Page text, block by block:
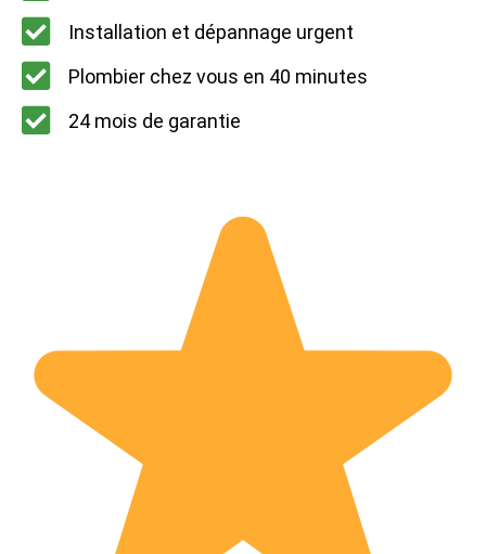
Installation et dépannage urgent
Plombier chez vous en 40 minutes
24 mois de garantie